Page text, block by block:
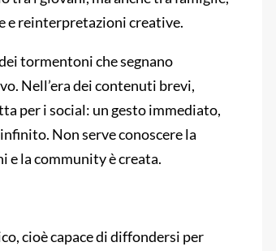
e reinterpretazioni creative.
tormentoni che segnano
Nell’era dei contenuti brevi,
per i social: un gesto immediato,
Non serve conoscere la
e la community è creata.
cioè capace di diffondersi per